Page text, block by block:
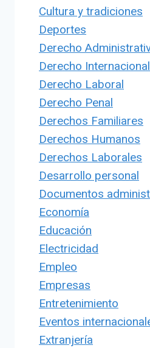
Cultura y tradiciones
Deportes
Derecho
Derecho
Derecho Laboral
Derecho Penal
Derechos Familiares
Derechos Humanos
Derechos Laborales
Desarrollo personal
Documentos
Economía
Educación
Electricidad
Empleo
Empresas
Entretenimiento
Eventos
Extranjería